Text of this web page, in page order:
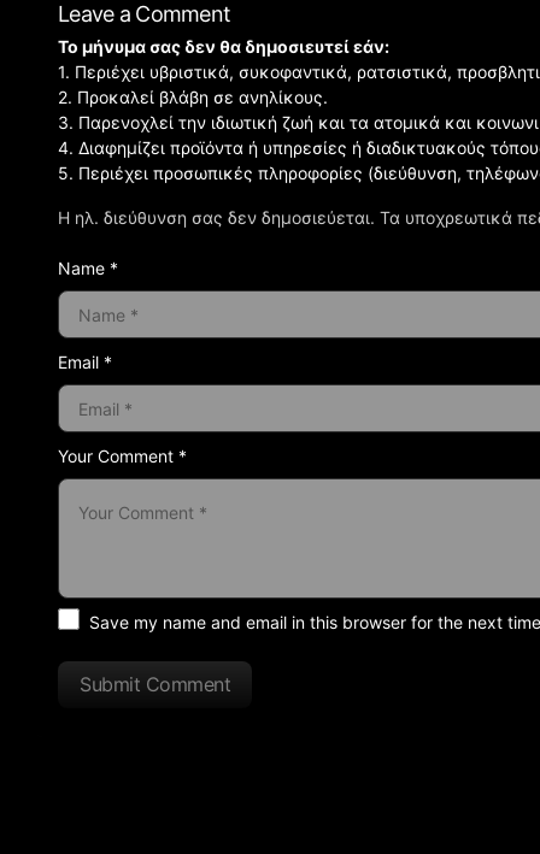
Leave a Comment
Η ηλ. διεύθυνση σας δεν δημοσιεύεται. Τα υποχρεωτικά
Your Comment *
Το μήνυμα σας δεν θα δημοσιευτεί εάν:
1. Περιέχει υβριστικά, συκοφαντικά, ρατσιστικά,
2. Προκαλεί βλάβη σε ανηλίκους.
3. Παρενοχλεί την ιδιωτική ζωή και τα ατομικά και
4. Διαφημίζει προϊόντα ή υπηρεσίες ή διαδικτυακούς
5. Περιέχει προσωπικές πληροφορίες (διεύθυνση,
Name *
Email *
Save my name and email in this browser for the next
Submit Comment